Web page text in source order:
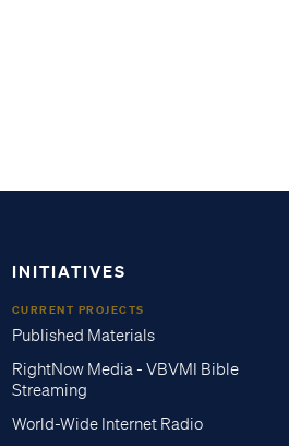
INITIATIVES
CURRENT PROJECTS
Published Materials
RightNow Media - VBVMI Bible
Streaming
World-Wide Internet Radio